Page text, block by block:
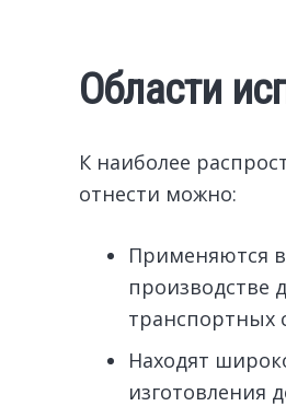
Области
К наиболее
отнести можно:
Применяются
производстве
транспортных
Находят
изготовления